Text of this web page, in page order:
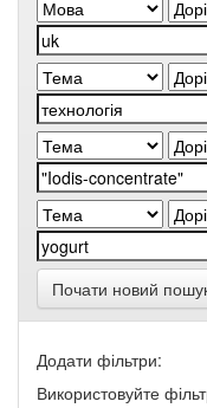
Почати новий
Додати фільтри:
Використовуйте